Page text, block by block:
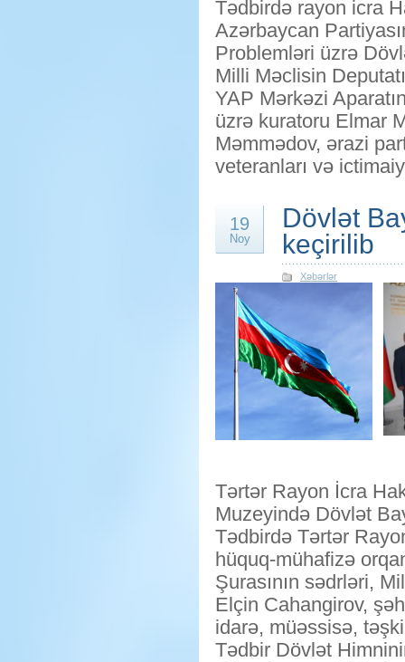
Tədbirdə rayon icra
Azərbaycan
Problemləri üzrə
Milli Məclisin
YAP Mərkəzi
üzrə kuratoru Elmar
Məmmədov, ərazi
veteranları və
19
Noy
Dövlət
keçirilib
Xəbərlər
Tərtər Rayon İcra
Muzeyində Dövlət
Tədbirdə Tərtər
hüquq-mühafizə
Şurasının sədrləri,
Elçin Cahangirov,
idarə, müəssisə,
Tədbir Dövlət